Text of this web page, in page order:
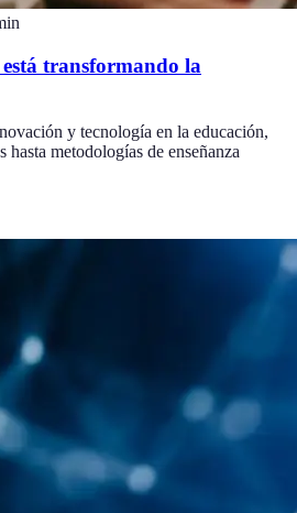
transformando la
y tecnología en la educación,
hasta metodologías de enseñanza